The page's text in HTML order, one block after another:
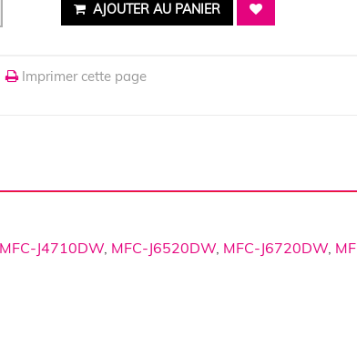
AJOUTER AU PANIER
Imprimer cette page
MFC-J4710DW, MFC-J6520DW, MFC-J6720DW,